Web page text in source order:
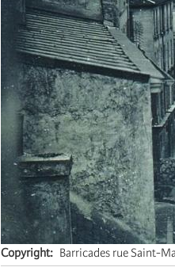
Copyright
Barricades rue Saint-